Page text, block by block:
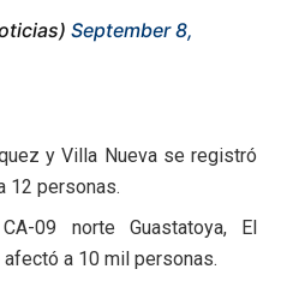
September 8,
y Villa Nueva se registró
12 personas.
09 norte Guastatoya, El
a 10 mil personas.